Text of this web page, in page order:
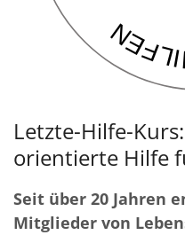
Letzte-Hilfe-
orientierte Hilfe
Seit über 20 Jahren
Mitglieder von